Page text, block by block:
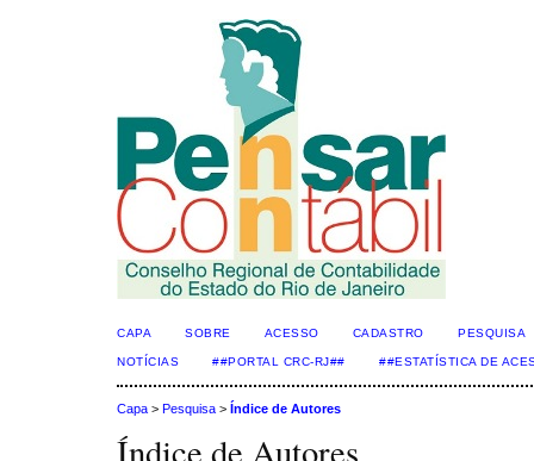
CAPA SOBRE ACESSO CADASTRO PESQUISA
NOTÍCIAS ##PORTAL CRC-RJ## ##ESTATÍSTICA DE
Capa > Pesquisa > Índice de Autores
Índice de Autores